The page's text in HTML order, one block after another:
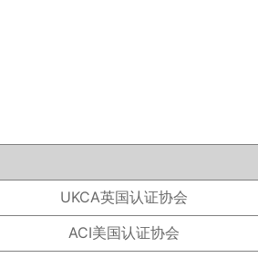
UKCA英国认证协会
ACI美国认证协会